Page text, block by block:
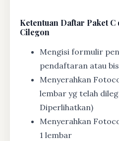
Ketentuan Daftar Paket
Cilegon
Mengisi formulir
pendaftaran atau
Menyerahkan
lembar yg telah
Diperlihatkan)
Menyerahkan
1 lembar